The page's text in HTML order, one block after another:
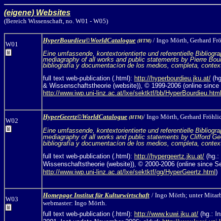
(eigene) Websites
(Bereich Wissenschaft, no. W01 - W05)
W01
HyperBourdieu©WorldCatalogue (HTM) / Ingo Mörth, Gerhard
Eine umfassende, kontextorientierte und referentielle
mediagraphy of all works and public statements by Pierre
bibliografía y documentacíon de los medios, completa,
full text web-publication (.html): http://hyperbourdieu.jku.at/
& Wissenschaftstheorie (website)), © 1999-2006 (online
http://www.iwp.uni-linz.ac.at/lxe/sektktf/bb/HyperBourdieu.html
W02
HyperGeertz©WorldCatalogue (HTM)/ Ingo Mörth, Gerhard
Eine umfassende, kontextorientierte und referentielle
mediagraphy of all works and public statements by Clifford
bibliografía y documentacíon de los medios, completa,
full text web-publication (.html): http://hypergeertz.jku.at/ (hg.:
Wissenschaftstheorie (website)), © 2000-2006 (online since
http://www.iwp.uni-linz.ac.at/lxe/sektktf/gg/HyperGeertz.html )
W03
Homepage Institut für Kulturwirtschaft / Ingo Mörth; unter
webmaster: Ingo Mörth.
full text web-publication (.html): http://www.kuwi.jku.at/ (hg.: